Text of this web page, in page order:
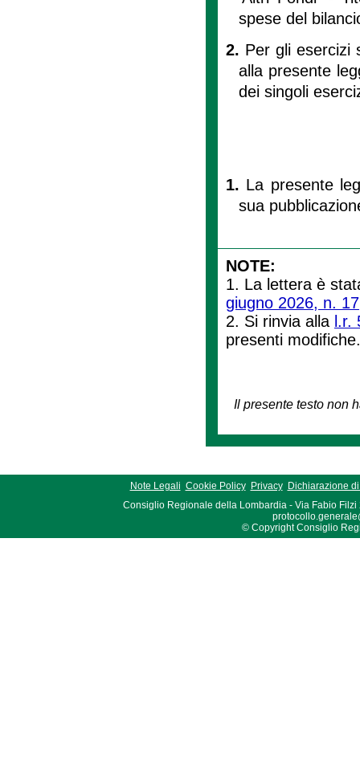
spese del
2. Per gli esercizi
alla presente
dei singoli
1. La presente
sua
NOTE:
1. La lettera è
giugno 2026, n. 17
2. Si rinvia alla l.r.
presenti
Il presente testo non
Note Legali Cookie Policy Privacy
Dichiarazione
Consiglio Regionale della Lombardia - Via Fabio Filzi
© Copyright Consiglio